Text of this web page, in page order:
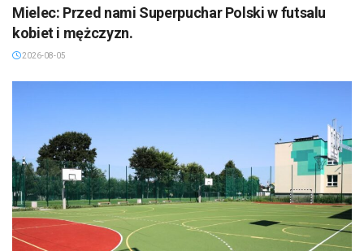
Mielec: Przed nami Superpuchar Polski w futsalu
kobiet i mężczyzn.
2026-08-05